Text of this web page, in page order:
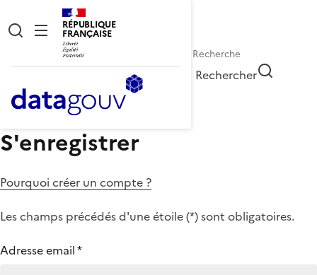
RÉPUBLIQUE
FRANÇAISE
Rechercher
S'enregistrer
Pourquoi créer un compte ?
Les champs précédés d'une étoile (*) sont obligatoires.
Adresse email*